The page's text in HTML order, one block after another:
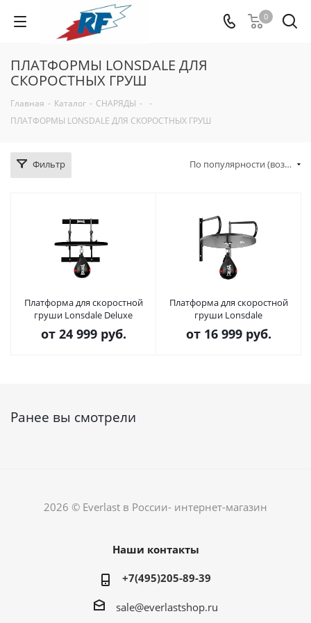
0
ПЛАТФОРМЫ LONSDALE ДЛЯ
СКОРОСТНЫХ ГРУШ
Главная - Каталог - СНАРЯДЫ -
-
ПЛАТФОРМЫ LONSDALE ДЛЯ СКОРОСТНЫХ ГРУШ
Фильтр По популярности (возрастание)
Платформа для скоростной
груши Lonsdale Deluxe
от 24 999 руб.
Платформа для скоростной
груши Lonsdale
от 16 999 руб.
Ранее вы смотрели
2026 © Everlast в России- интернет-магазин
Наши контакты
+7(495)205-89-39
sale@everlastshop.ru